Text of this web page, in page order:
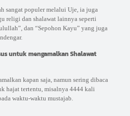
sangat populer melalui Uje, ia juga
religi dan shalawat lainnya seperti
dan “Sepohon Kayu” yang juga
untuk mengamalkan Shalawat
kapan saja, namun sering dibaca
hajat tertentu, misalnya 4444 kali
waktu-waktu mustajab.